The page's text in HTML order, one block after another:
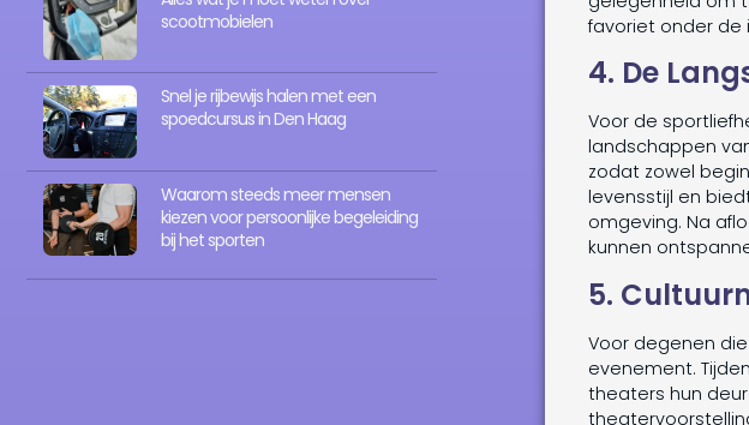
favoriet onder de
4. De
Voor de
landschappen
zodat zowel
levensstijl en
omgeving. Na
kunnen
5.
Voor degenen
evenement.
theaters hun
scootmobielen
Snel je rijbewijs halen met een
spoedcursus in Den Haag
Waarom steeds meer mensen
kiezen voor persoonlijke begeleiding
bij het sporten